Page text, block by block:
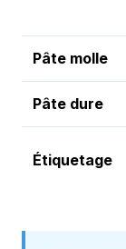
Pâte molle
Pâte dure
Étiquetage